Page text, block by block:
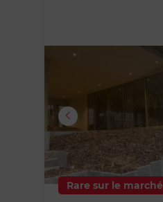
Rare sur le marché